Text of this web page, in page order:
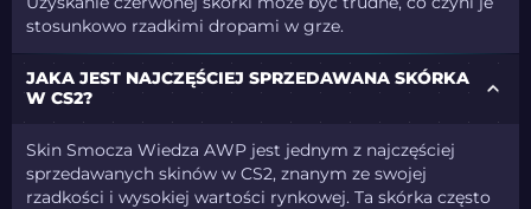
stosunkowo rzadkimi dropami w grze.
JAKA JEST NAJCZĘŚCIEJ SPRZEDAWANA SKÓRKA
W CS2?
Skin Smocza Wiedza AWP jest jednym z najczęściej
sprzedawanych skinów w CS2, znanym ze swojej
rzadkości i wysokiej wartości rynkowej. Ta skórka często